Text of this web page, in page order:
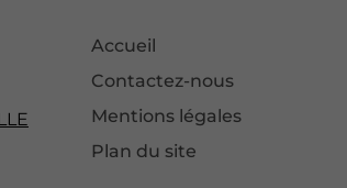
Accueil
Contactez-nous
Mentions légales
Plan du site